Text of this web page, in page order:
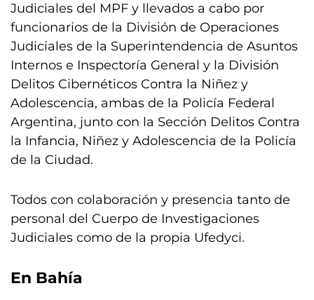
Judiciales del MPF y llevados a cabo por
funcionarios de la División de Operaciones
Judiciales de la Superintendencia de Asuntos
Internos e Inspectoría General y la División
Delitos Cibernéticos Contra la Niñez y
Adolescencia, ambas de la Policía Federal
Argentina, junto con la Sección Delitos Contra
la Infancia, Niñez y Adolescencia de la Policía
de la Ciudad.
Todos con colaboración y presencia tanto de
personal del Cuerpo de Investigaciones
Judiciales como de la propia Ufedyci.
En Bahía